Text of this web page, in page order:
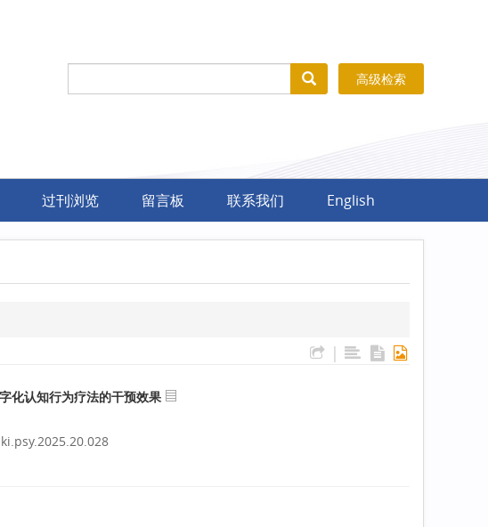
高级检索
过刊浏览 留言板 联系我们 English
|
化认知行为疗法的干预效果